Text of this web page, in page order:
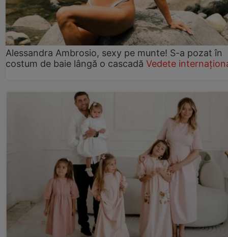
Alessandra Ambrosio, sexy pe munte! S-a pozat în
costum de baie lângă o cascadă Vedete